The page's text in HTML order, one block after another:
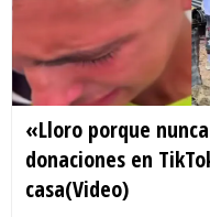
«Lloro porque
donaciones en
casa(Video)